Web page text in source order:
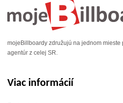
mojeBillboardy združujú na jednom
agentúr z celej SR.
Viac informácií